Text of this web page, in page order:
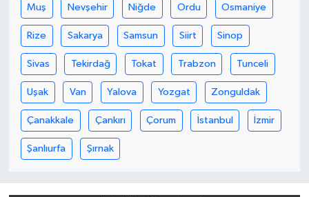
Muş Nevşehir Niğde Ordu Osmaniye
Rize Sakarya Samsun Siirt Sinop
Sivas Tekirdağ Tokat Trabzon Tunceli
Uşak Van Yalova Yozgat Zonguldak
Çanakkale Çankırı Çorum İstanbul İzmir
Şanlıurfa Şırnak